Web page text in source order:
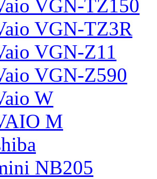
VGN-TZ150
VGN-TZ3R
VGN-Z11
VGN-Z590
W
M
NB205